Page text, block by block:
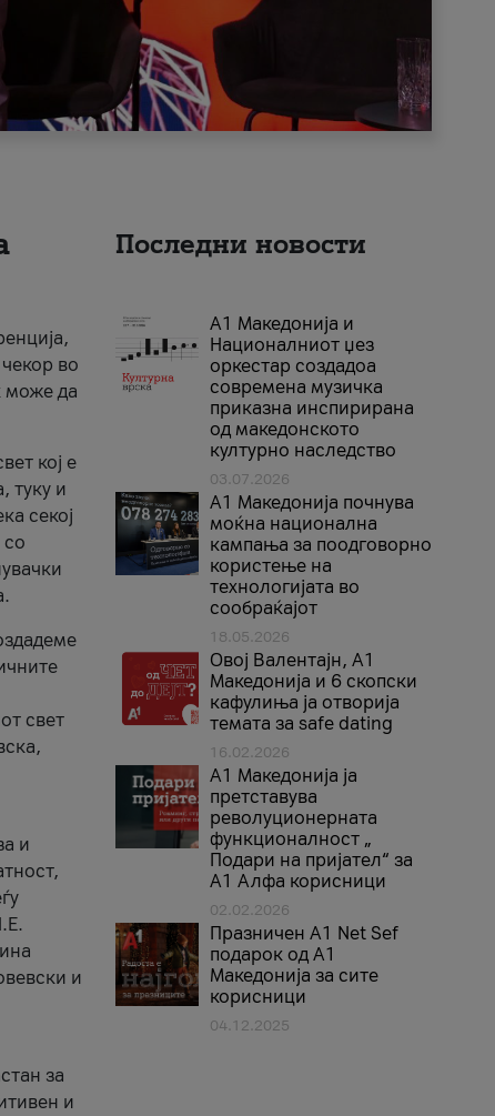
во
може да
кој е
туку и
секој
со
свет
и
и
за
и
Последни новости
А1 Македонија и
Националниот џез
оркестар создадоа
современа музичка
приказна инспирирана
од македонското
културно наследство
03.07.2026
A1 Македонија почнува
моќна национална
кампања за поодговорно
користење на
технологијата во
сообраќајот
18.05.2026
Овој Валентајн, A1
Македонија и 6 скопски
кафулиња ја отворија
темата за safe dating
16.02.2026
А1 Македонија ја
претставува
револуционерната
функционалност „
Подари на пријател“ за
А1 Алфа корисници
02.02.2026
Празничен A1 Net Sеf
подарок од А1
Македонија за сите
корисници
04.12.2025